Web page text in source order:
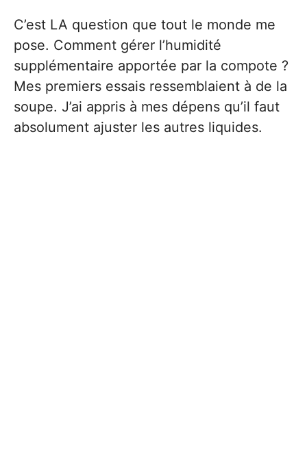
C’est LA question que tout le monde me
pose. Comment gérer l’humidité
supplémentaire apportée par la compote ?
Mes premiers essais ressemblaient à de la
soupe. J’ai appris à mes dépens qu’il faut
absolument ajuster les autres liquides.